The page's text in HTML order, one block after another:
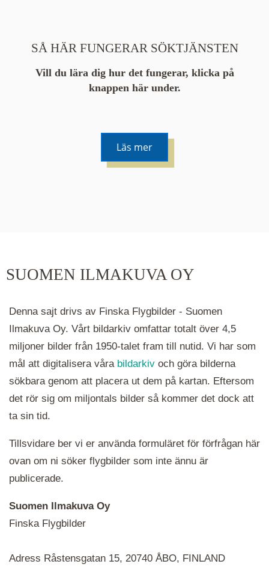
SÅ HÄR FUNGERAR SÖKTJÄNSTEN
Vill du lära dig hur det fungerar, klicka på
knappen här under.
Läs mer
hålla ned ctrl-tangenten och scrolla.
ikoner är det en serie i varje. Utplacerade bilder
SUOMEN ILMAKUVA OY
Denna sajt drivs av Finska Flygbilder - Suomen
Ilmakuva Oy. Vårt bildarkiv omfattar totalt över 4,5
miljoner bilder från 1950-talet fram till nutid. Vi har som
mål att digitalisera våra bildarkiv och göra bilderna
sökbara genom att placera ut dem på kartan. Eftersom
det rör sig om miljontals bilder så kommer det dock att
ta sin tid.
Tillsvidare ber vi er använda formuläret för förfrågan här
ovan om ni söker flygbilder som inte ännu är
publicerade.
Suomen Ilmakuva Oy
Finska Flygbilder
Adress Råstensgatan 15, 20740 ÅBO, FINLAND